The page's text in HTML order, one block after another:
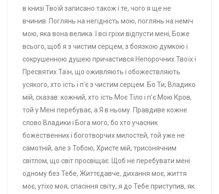
в книзі Твоїй записано також і те, чого я ще не
вчинив. Поглянь на негідність мою, поглянь на неміч
мою, яка вона велика. І всі гріхи відпусти мені, Боже
всього, щоб я з чистим серцем, з боязкою думкою і
сокрушенною душею причастився Непорочних Твоїх і
Пресвятих Таїн, що оживляють і обожествляють
усякого, хто їсть і п’є з чистим серцем. Бо Ти, Владико
мій, сказав: кожний, хто їсть Моє Тіло і п’є Мою Кров,
той у Мені перебуває, а Я в ньому. Правдиве кожне
слово Владики і Бога мого, бо хто учасник
божественних і боготворчих милостей, той уже не
самотній, але з Тобою, Христе мій, трисонячним
світлом, що світ просвіщає. Щоб не перебувати мені
одному без Тебе, Життєдавче, дихання моє, життя
моє, утіхо моя, спасіння світу, я до Тебе приступив, як